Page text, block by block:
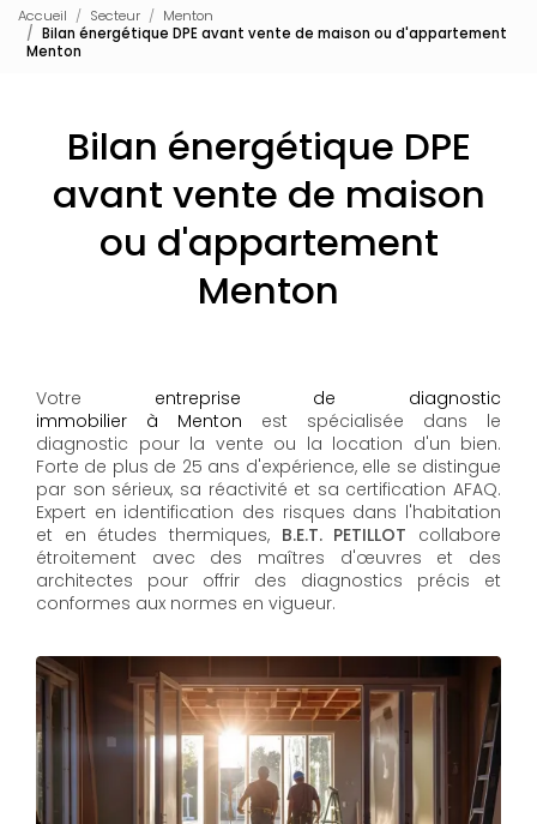
Accueil Secteur
Menton
Bilan énergétique DPE avant vente de maison ou d'appartement
Menton
Bilan énergétique DPE
avant vente de maison
ou d'appartement
Menton
Votre entreprise de diagnostic
immobilier à Menton est spécialisée dans le
diagnostic pour la vente ou la location d'un bien.
Forte de plus de 25 ans d'expérience, elle se distingue
par son sérieux, sa réactivité et sa certification AFAQ.
Expert en identification des risques dans l'habitation
et en études thermiques, B.E.T. PETILLOT collabore
étroitement avec des maîtres d'œuvres et des
architectes pour offrir des diagnostics précis et
conformes aux normes en vigueur.